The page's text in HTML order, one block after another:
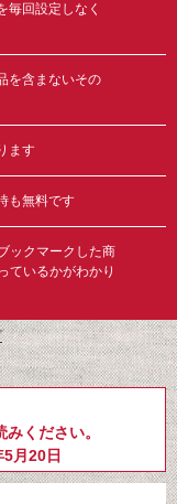
毎回設定しなく
を含まないその
ます
も無料です
ックマークした商
ているかがわかり
みください。
月20日